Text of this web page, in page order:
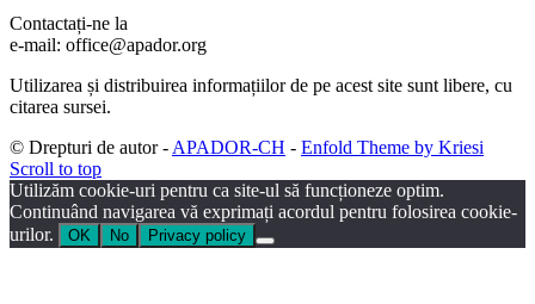
Contactați-ne la
e-mail: office@apador.org
Utilizarea și distribuirea informațiilor de pe acest site sunt libere, cu
citarea sursei.
© Drepturi de autor - APADOR-CH - Enfold Theme by Kriesi
Scroll to top
Utilizăm cookie-uri pentru ca site-ul să funcționeze optim.
Continuând navigarea vă exprimați acordul pentru folosirea cookie-
urilor.
OK No Privacy policy